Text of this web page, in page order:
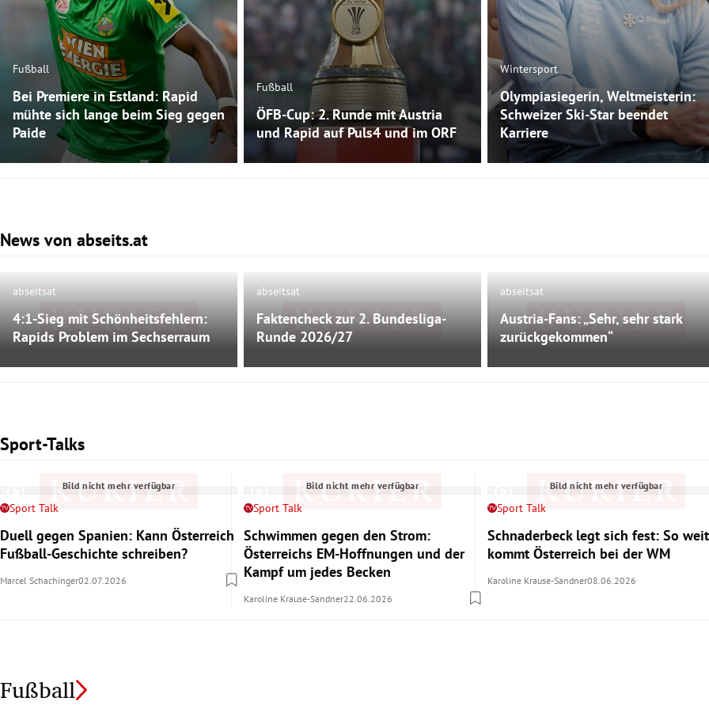
Fußball
Bei Premiere in Estland: Rapid
mühte sich lange beim Sieg gegen
Paide
Fußball
ÖFB-Cup: 2. Runde mit Austria
und Rapid auf Puls4 und im ORF
Wintersport
Olympiasiegerin, Weltmeisterin:
Schweizer Ski-Star beendet
Karriere
News von abseits.at
Slide 1 von 3
Bild nicht mehr verfügbar
abseitsat
4:1-Sieg mit Schönheitsfehlern:
Rapids Problem im Sechserraum
Bild nicht mehr verfügbar
abseitsat
Faktencheck zur 2. Bundesliga-
Runde 2026/27
Bild nicht mehr verfügbar
abseitsat
Austria-Fans: „Sehr, sehr stark
zurückgekommen“
Sport-Talks
Slide 1 von 2
Bild nicht mehr verfügbar
Sport Talk
Duell gegen Spanien: Kann Österreich
Fußball-Geschichte schreiben?
Marcel Schachinger02.07.2026
Bild nicht mehr verfügbar
Sport Talk
Schwimmen gegen den Strom:
Österreichs EM-Hoffnungen und der
Kampf um jedes Becken
Karoline Krause-Sandner22.06.2026
Bild nicht mehr verfügbar
Sport Talk
Schnaderbeck legt sich fest: So weit
kommt Österreich bei der WM
Karoline Krause-Sandner08.06.2026
Fußball